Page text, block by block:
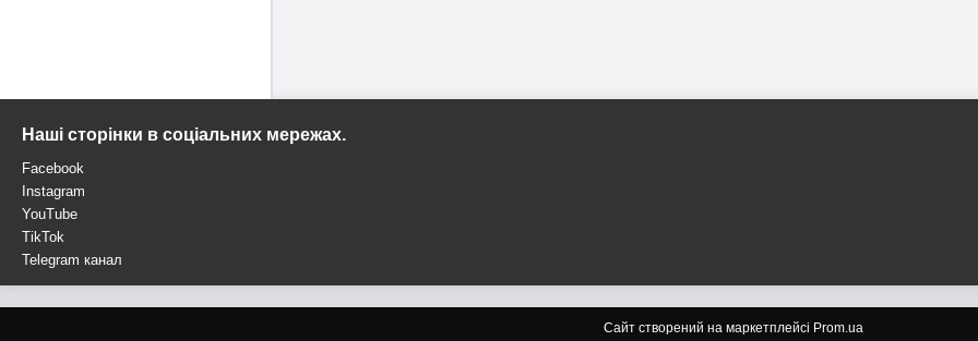
Наші сторінки в соціальних мережах.
Facebook
Instagram
YouTube
TikTok
Telegram канал
Сайт створений на маркетплейсі Prom.ua